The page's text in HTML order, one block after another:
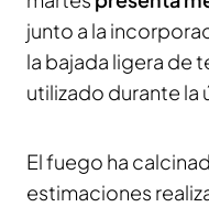
junto a la
la bajada ligera de
utilizado durante la
El fuego ha
estimaciones